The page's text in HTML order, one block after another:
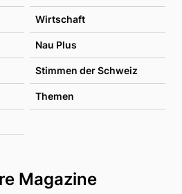
Wirtschaft
Nau Plus
Stimmen der Schweiz
Themen
Magazine